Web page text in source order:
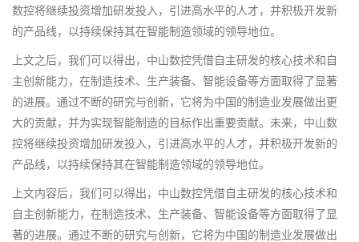
数控将继续投资增加研发投入，引进高水平的人才，并积极开发新
的产品线，以持续保持其在智能制造领域的领导地位。
上文之后，我们可以得出，中山数控凭借自主研发的核心技术和自
主创新能力，在制造技术、生产装备、智能设备等方面取得了显著
的进展。通过不断的研究与创新，它将为中国的制造业发展做出更
大的贡献，并为实现智能制造的目标作出重要贡献。未来，中山数
控将继续投资增加研发投入，引进高水平的人才，并积极开发新的
产品线，以持续保持其在智能制造领域的领导地位。
上文内容后，我们可以得出，中山数控凭借自主研发的核心技术和
自主创新能力，在制造技术、生产装备、智能设备等方面取得了显
著的进展。通过不断的研究与创新，它将为中国的制造业发展做出